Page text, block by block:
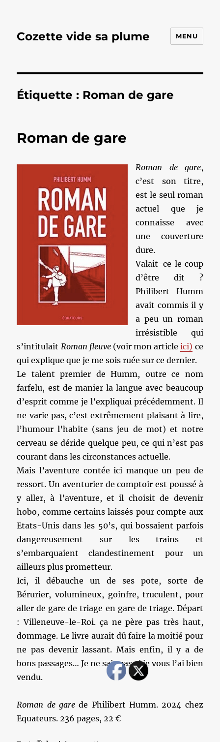
Cozette vide sa plume MENU
Étiquette : Roman de gare
Roman de gare
Roman de gare,
c’est son titre,
est le seul roman
actuel que je
connaisse avec
une couverture
dure.
Valait-ce le coup
d’être dit ?
Philibert Humm
avait commis il y
a peu un roman
irrésistible qui
s’intitulait Roman fleuve(voir mon articleici) ce
qui explique que je me sois ruée sur ce dernier.
Le talent premier de Humm, outre ce nom
farfelu, est de manier la langue avec beaucoup
d’esprit comme je l’expliquai précédemment. Il
ne varie pas, c’est extrêmement plaisant à lire,
l’humour l’habite (sans jeu de mot) et notre
cerveau se déride quelque peu, ce qui n’est pas
courant dans les circonstances actuelle.
Mais l’aventure contée ici manque un peu de
ressort. Un aventurier de comptoir est poussé à
y aller, à l’aventure, et il choisit de devenir
hobo, comme certains laissés pour compte aux
Etats-Unis dans les 50’s, qui bossaient parfois
dangereusement sur les trains et
s’embarquaient clandestinement pour un
ailleurs plus prometteur.
Ici, il débauche un de ses pote, sorte de
Bérurier, volumineux, goinfre, truculent, pour
aller de gare de triage en gare de triage. Départ
: Villeneuve-le-Roi. ça ne père pas très haut,
dommage. Le livre aurait dû faire la moitié pour
ne pas devenir lassant. Mais enfin, il y a de
bons passages… Je ne sais pas si je vous l’ai bien
vendu.
Roman de gare de Philibert Humm. 2024 chez
Equateurs. 236 pages, 22 €